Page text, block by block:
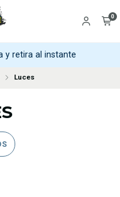
0
y retira al instante
Luces